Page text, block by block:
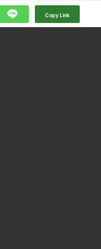
Copy Link